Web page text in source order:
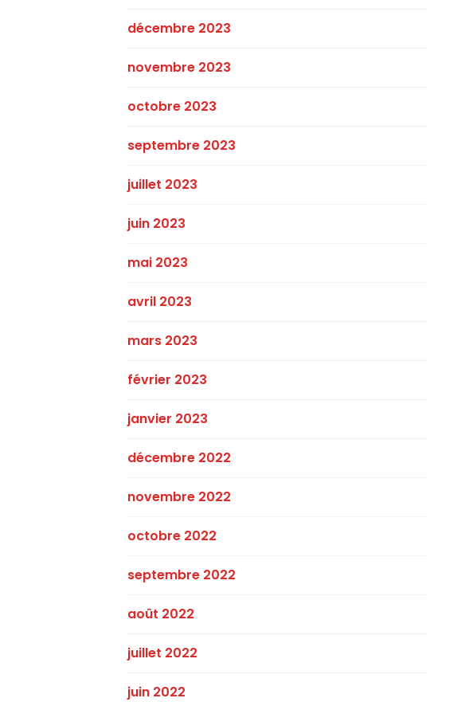
décembre 2023
novembre 2023
octobre 2023
septembre 2023
juillet 2023
juin 2023
mai 2023
avril 2023
mars 2023
février 2023
janvier 2023
décembre 2022
novembre 2022
octobre 2022
septembre 2022
août 2022
juillet 2022
juin 2022